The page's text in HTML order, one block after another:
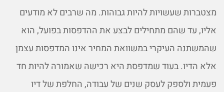
מצטברות שעשויות להיות גבוהות. מה שרבים לא מודעים
אליו, עד שהם מתחילים לבצע את ההדפסות בפועל, הוא
שהמשתנה העיקרי במשוואת המחיר אינו המדפסות עצמן
אלא הדיו. בעוד שמדפסת היא רכישה שאמורה להיות חד
פעמית ולספק לעסק שנים של עבודה, החלפת של דיו